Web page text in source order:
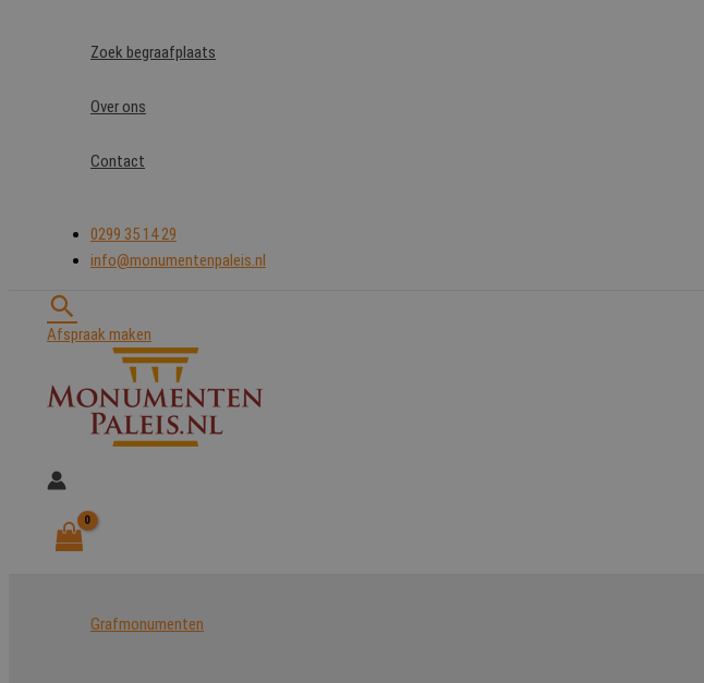
Zoek begraafplaats
Over ons
Contact
0299 35 14 29
info@monumentenpaleis.nl
Zoeken
Afspraak maken
Grafmonumenten